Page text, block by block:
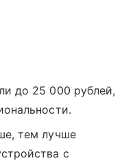
до 25 000 рублей,
тем лучше
с